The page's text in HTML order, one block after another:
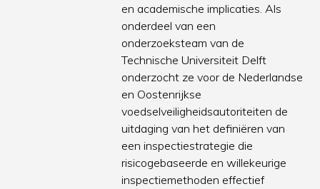
en academische implicaties. Als
onderdeel van een
onderzoeksteam van de
Technische Universiteit Delft
onderzocht ze voor de Nederlandse
en Oostenrijkse
voedselveiligheidsautoriteiten de
uitdaging van het definiëren van
een inspectiestrategie die
risicogebaseerde en willekeurige
inspectiemethoden effectief